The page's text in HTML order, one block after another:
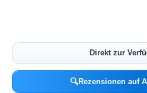
Direkt zur
🔍Rezensionen auf